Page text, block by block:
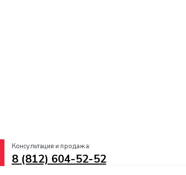
Консультация и продажа:
8 (812) 604-52-52